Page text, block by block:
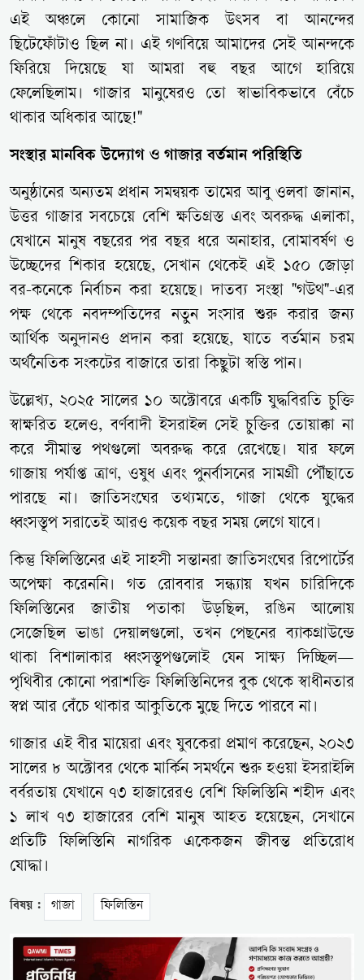
এই অঞ্চলে কোনো সামাজিক উৎসব বা আনন্দের
ছিটেফোঁটাও ছিল না। এই গণবিয়ে আমাদের সেই আনন্দকে
ফিরিয়ে দিয়েছে যা আমরা বহু বছর আগে হারিয়ে
ফেলেছিলাম। গাজার মানুষেরও তো স্বাভাবিকভাবে বেঁচে
থাকার অধিকার আছে!"
সংস্থার মানবিক উদ্যোগ ও গাজার বর্তমান পরিস্থিতি
অনুষ্ঠানের অন্যতম প্রধান সমন্বয়ক তামের আবু ওলবা জানান,
উত্তর গাজার সবচেয়ে বেশি ক্ষতিগ্রস্ত এবং অবরুদ্ধ এলাকা,
যেখানে মানুষ বছরের পর বছর ধরে অনাহার, বোমাবর্ষণ ও
উচ্ছেদের শিকার হয়েছে, সেখান থেকেই এই ১৫০ জোড়া
বর-কনেকে নির্বাচন করা হয়েছে। দাতব্য সংস্থা "গউথ"-এর
পক্ষ থেকে নবদম্পতিদের নতুন সংসার শুরু করার জন্য
আর্থিক অনুদানও প্রদান করা হয়েছে, যাতে বর্তমান চরম
অর্থনৈতিক সংকটের বাজারে তারা কিছুটা স্বস্তি পান।
উল্লেখ্য, ২০২৫ সালের ১০ অক্টোবরে একটি যুদ্ধবিরতি চুক্তি
স্বাক্ষরিত হলেও, বর্ণবাদী ইসরাইল সেই চুক্তির তোয়াক্কা না
করে সীমান্ত পথগুলো অবরুদ্ধ করে রেখেছে। যার ফলে
গাজায় পর্যাপ্ত ত্রাণ, ওষুধ এবং পুনর্বাসনের সামগ্রী পৌঁছাতে
পারছে না। জাতিসংঘের তথ্যমতে, গাজা থেকে যুদ্ধের
ধ্বংসস্তূপ সরাতেই আরও কয়েক বছর সময় লেগে যাবে।
কিন্তু ফিলিস্তিনের এই সাহসী সন্তানরা জাতিসংঘের রিপোর্টের
অপেক্ষা করেননি। গত রোববার সন্ধ্যায় যখন চারিদিকে
ফিলিস্তিনের জাতীয় পতাকা উড়ছিল, রঙিন আলোয়
সেজেছিল ভাঙা দেয়ালগুলো, তখন পেছনের ব্যাকগ্রাউন্ডে
থাকা বিশালাকার ধ্বংসস্তূপগুলোই যেন সাক্ষ্য দিচ্ছিল—
পৃথিবীর কোনো পরাশক্তি ফিলিস্তিনিদের বুক থেকে স্বাধীনতার
স্বপ্ন আর বেঁচে থাকার আকুতিকে মুছে দিতে পারবে না।
গাজার এই বীর মায়েরা এবং যুবকেরা প্রমাণ করেছেন, ২০২৩
সালের ৮ অক্টোবর থেকে মার্কিন সমর্থনে শুরু হওয়া ইসরাইলি
বর্বরতায় যেখানে ৭৩ হাজারেরও বেশি ফিলিস্তিনি শহীদ এবং
১ লাখ ৭৩ হাজারের বেশি মানুষ আহত হয়েছেন, সেখানে
প্রতিটি ফিলিস্তিনি নাগরিক একেকজন জীবন্ত প্রতিরোধ
যোদ্ধা।
বিষয় : গাজা ফিলিস্তিন